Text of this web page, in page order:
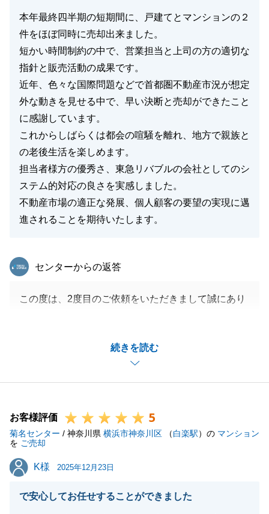
本年最終四半期の短期間に、戸建てとマンションの２
件をほぼ同時に売却出来ました。
短かい時間制約の中で、営業担当と上司の方の適切な
指針と販売活動の成果です。
近年、色々な国際問題などで首都圏不動産市況が想定
外な動きを見せる中で、早い決断と売却ができたこと
に感謝しています。
これからしばらくは都会の喧騒を離れ、地方で親族と
の老後生活を楽しめます。
担当者様方の優秀さ、東急リバブルの会社としてのシ
ステム的対応の良さを実感しました。
不動産市場の適正な発展、個人顧客の要望の実現に邁
進されることを期待いたします。
続きを読む
東急リバブル
センターからの返答
この度は、2度目のご依頼をいただきまして誠にあり
お取引はこれにて終了となりますが、関東へお戻りの
際には是非お声かけを頂けますと幸いです。
いらっしゃいましたらご紹介もいただけますと大変嬉
しいです。
今後ともよろしくお願いいたします。
閉じる
お客様評価 5
菊名センター / 神奈川県 横浜市神奈川区 （白楽駅）の マンション
を ご売却
K様
K様 2025年12月23日
で安心してお任せすることができました